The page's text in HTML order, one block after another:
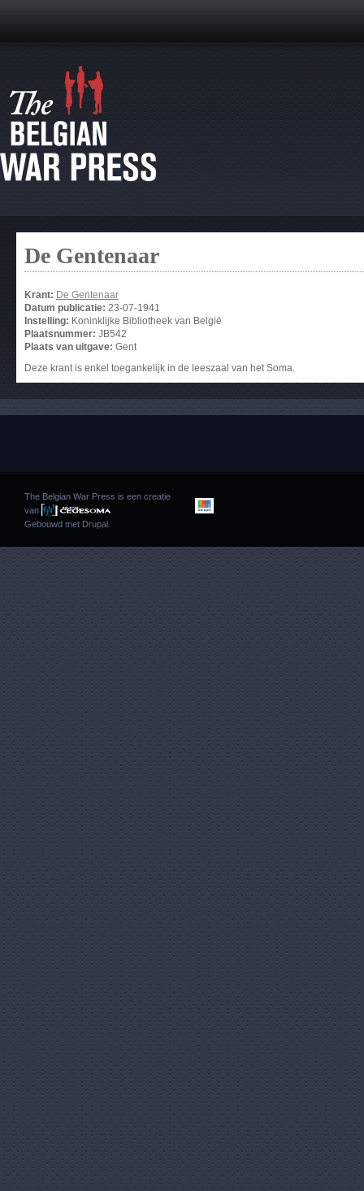
De Gentenaar
Krant: De Gentenaar
Datum publicatie: 23-07-1941
Instelling: Koninklijke Bibliotheek van België
Plaatsnummer: JB542
Plaats van uitgave: Gent
Deze krant is enkel toegankelijk in de leeszaal van het Soma.
The Belgian War Press is een creatie
van
Gebouwd met Drupal